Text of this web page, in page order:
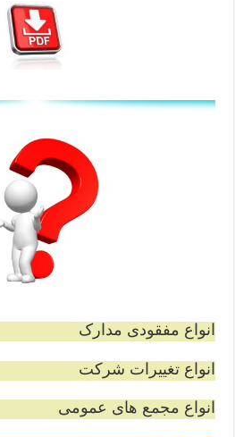
انواع مفقودی مدارک
انواع تغییرات شرکت
انواع مجمع های عمومی